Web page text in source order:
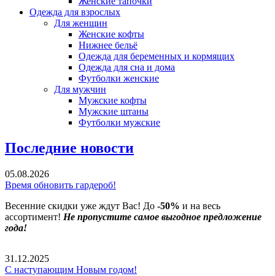
Одежда для взрослых
Для женщин
Женские кофты
Нижнее бельё
Одежда для беременных и кормящих
Одежда для сна и дома
Футболки женские
Для мужчин
Мужские кофты
Мужские штаны
Футболки мужские
Последние новости
05.08.2026
Время обновить гардероб!
Весенние скидки уже ждут Вас! До -50% и на весь
ассортимент! Не пропустите самое выгодное предложение
года!
31.12.2025
С наступающим Новым годом!